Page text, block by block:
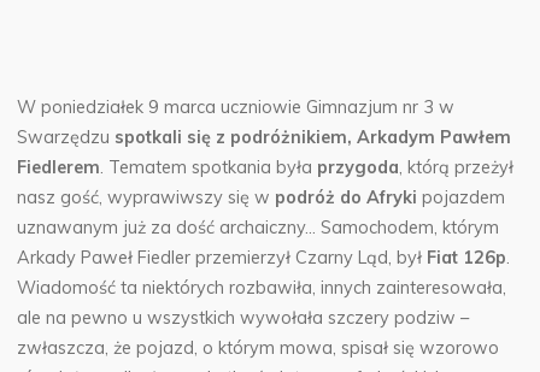
W poniedziałek 9 marca uczniowie Gimnazjum nr 3 w
Swarzędzu spotkali się z podróżnikiem, Arkadym Pawłem
Fiedlerem. Tematem spotkania była przygoda, którą przeżył
nasz gość, wyprawiwszy się w podróż do Afryki pojazdem
uznawanym już za dość archaiczny… Samochodem, którym
Arkady Paweł Fiedler przemierzył Czarny Ląd, był Fiat 126p.
Wiadomość ta niektórych rozbawiła, innych zainteresowała,
ale na pewno u wszystkich wywołała szczery podziw –
zwłaszcza, że pojazd, o którym mowa, spisał się wzorowo